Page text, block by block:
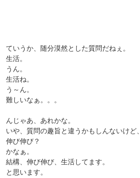
ていうか、随分漠然とした質問だねぇ。
生活。
うん。
生活ね。
う～ん。
難しいなぁ。。。
んじゃあ、あれかな。
いや、質問の趣旨と違うかもしんないけど、
伸び伸び？
かなぁ。
結構、伸び伸び、生活してます。
と思います。